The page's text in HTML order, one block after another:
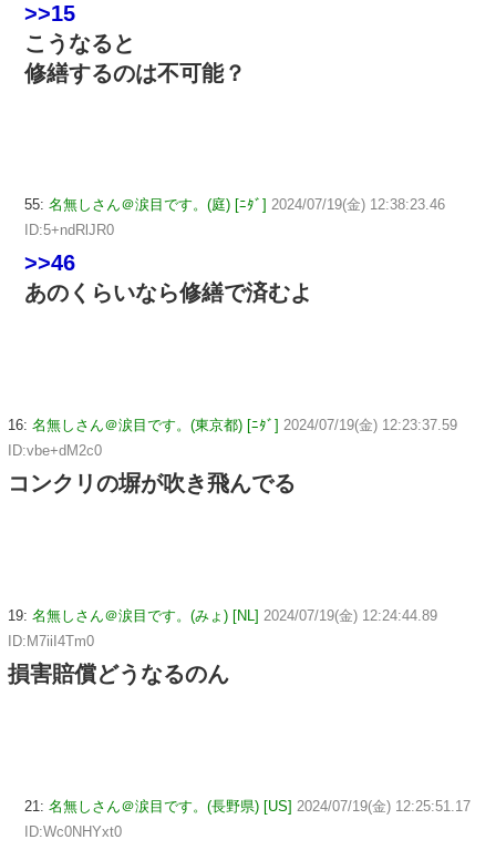
>>15
こうなると
修繕するのは不可能？
55: 名無しさん＠涙目です。(庭) [ﾆﾀﾞ] 2024/07/19(金) 12:38:23.46
ID:5+ndRlJR0
>>46
あのくらいなら修繕で済むよ
16: 名無しさん＠涙目です。(東京都) [ﾆﾀﾞ] 2024/07/19(金) 12:23:37.59
ID:vbe+dM2c0
コンクリの塀が吹き飛んでる
19: 名無しさん＠涙目です。(みょ) [NL] 2024/07/19(金) 12:24:44.89
ID:M7iiI4Tm0
損害賠償どうなるのん
21: 名無しさん＠涙目です。(長野県) [US] 2024/07/19(金) 12:25:51.17
ID:Wc0NHYxt0